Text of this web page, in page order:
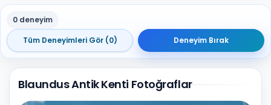
0 deneyim
Tüm Deneyimleri Gör (0)
Deneyim Bırak
Blaundus Antik Kenti Fotoğraflar